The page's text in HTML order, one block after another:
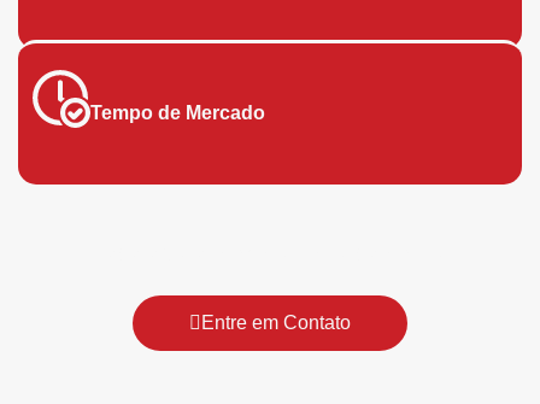
Tempo de Mercado
Entre em Contato